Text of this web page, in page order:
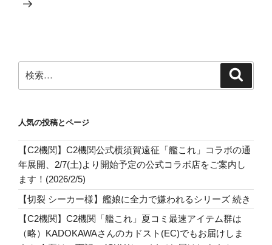
ン
索:
人気の投稿とページ
【C2機関】C2機関公式横須賀遠征「艦これ」コラボの通
年展開、2/7(土)より開始予定の公式コラボ店をご案内し
ます！(2026/2/5)
【切裂 シーカー様】艦娘に全力で嫌われるシリーズ 続き
【C2機関】C2機関「艦これ」夏コミ最速アイテム群は
（略）KADOKAWAさんのカドスト(EC)でもお届けしま